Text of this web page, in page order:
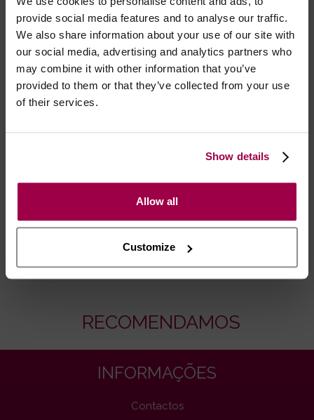
provide social media features and to analyse our traffic.
We also share information about your use of our site with
our social media, advertising and analytics partners who
may combine it with other information that you’ve
provided to them or that they’ve collected from your use
of their services.
Show details
Allow all
Customize
A bolsa especialmente desenhada, proporciona
uma elevação natural para um vulto maior e mais
Marca:Joe Snyder®
Após as 16:00 h, a sua encomenda será entregue em 48
horas, dias úteis. Portugal e Espanha Continental para
artigos em stock. Portes gratis depende do país de envio.
RECOMENDAMOS
INFORMAÇÕES
Contactos